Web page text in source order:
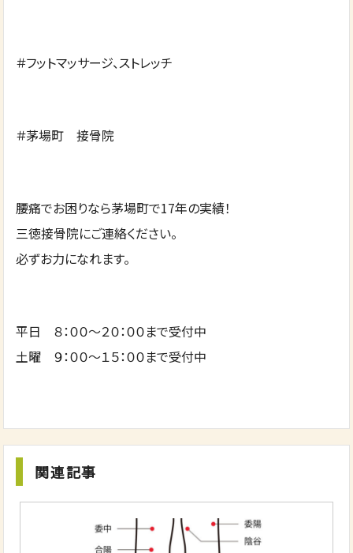
＃フットマッサージ、ストレッチ
＃茅場町 接骨院
腰痛でお困りなら茅場町で17年の実績！
三徳接骨院にご連絡ください。
必ずお力になれます。
平日 ８：００～２０：００まで受付中
土曜 ９：００～１５：００まで受付中
関連記事